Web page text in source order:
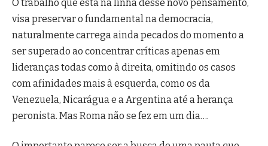
O trabalho que está na linha desse novo pensamento,
visa preservar o fundamental na democracia,
naturalmente carrega ainda pecados do momento a
ser superado ao concentrar críticas apenas em
lideranças todas como à direita, omitindo os casos
com afinidades mais à esquerda, como os da
Venezuela, Nicarágua e a Argentina até a herança
peronista. Mas Roma não se fez em um dia….